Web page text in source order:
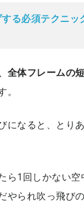
する必須テクニ
全体フレームの
になると、とり
ら1回しかない
やられ吹っ飛び